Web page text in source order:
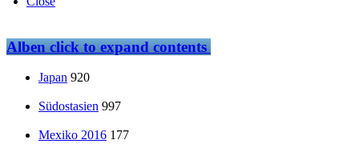
Albenclick to expand contents
Japan 920
Südostasien 997
Mexiko 2016 177